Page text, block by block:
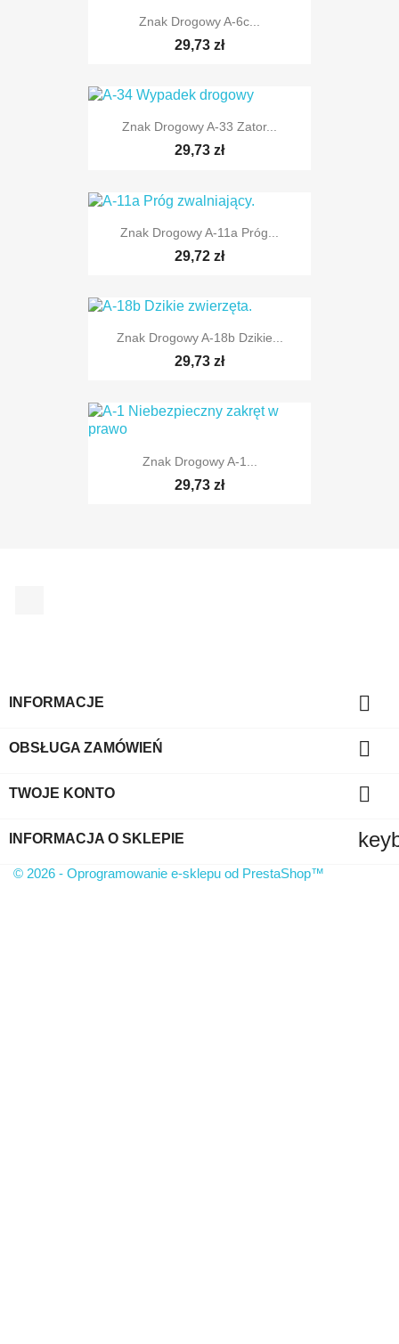
TYLKO ONLINE
Znak Drogowy A-6c...
29,73 zł
TYLKO ONLINE
Znak Drogowy A-33 Zator...
29,73 zł
Znak Drogowy A-11a Próg...
29,72 zł
Znak Drogowy A-18b Dzikie...
29,73 zł
Znak Drogowy A-1...
29,73 zł
INFORMACJE 
OBSŁUGA ZAMÓWIEŃ 
TWOJE KONTO 
INFORMACJA O SKLEPIE
© 2026 - Oprogramowanie e-sklepu od PrestaShop™